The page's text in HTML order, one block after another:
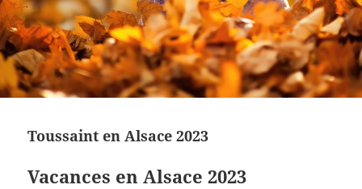
Toussaint en Alsace 2023
Vacances en Alsace 2023